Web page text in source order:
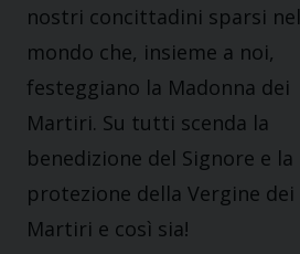
nostri concittadini sparsi nel
mondo che, insieme a noi,
festeggiano la Madonna dei
Martiri. Su tutti scenda la
benedizione del Signore e la
protezione della Vergine dei
Martiri e così sia!